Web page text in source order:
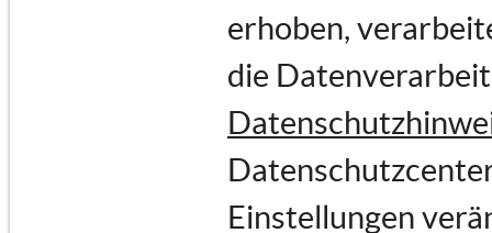
erhoben,
die
Einstellungen